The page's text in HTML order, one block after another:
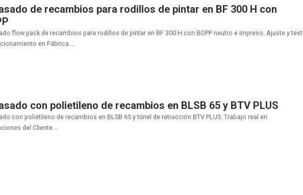
de recambios para rodillos de pintar en BF 300 H con
flow pack de recambios para rodillos de pintar en BF 300 H con BOPP neutro e impreso. Ajuste y test
en Fábrica....
con polietileno de recambios en BLSB 65 y BTV PLUS
con polietileno de recambios en BLSB 65 y túnel de retracción BTV PLUS. Trabajo real en
del Cliente....